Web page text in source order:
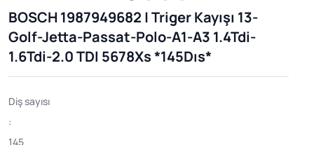
BOSCH 1987949682 | Triger Kayışı 13-
Golf-Jetta-Passat-Polo-A1-A3 1.4Tdi-
1.6Tdi-2.0 TDI 5678Xs *145Dıs*
Diş sayısı
:
145